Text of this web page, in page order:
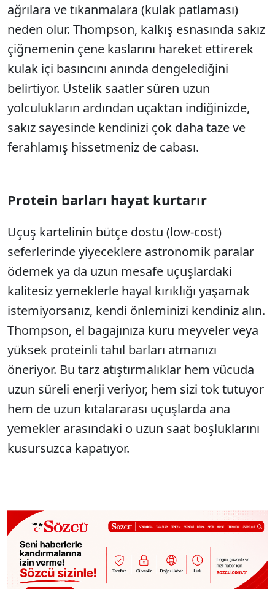
ağrılara ve tıkanmalara (kulak patlaması)
neden olur. Thompson, kalkış esnasında sakız
çiğnemenin çene kaslarını hareket ettirerek
kulak içi basıncını anında dengelediğini
belirtiyor. Üstelik saatler süren uzun
yolculukların ardından uçaktan indiğinizde,
sakız sayesinde kendinizi çok daha taze ve
ferahlamış hissetmeniz de cabası.
Protein barları hayat kurtarır
Uçuş kartelinin bütçe dostu (low-cost)
seferlerinde yiyeceklere astronomik paralar
ödemek ya da uzun mesafe uçuşlardaki
kalitesiz yemeklerle hayal kırıklığı yaşamak
istemiyorsanız, kendi önleminizi kendiniz alın.
Thompson, el bagajınıza kuru meyveler veya
yüksek proteinli tahıl barları atmanızı
öneriyor. Bu tarz atıştırmalıklar hem vücuda
uzun süreli enerji veriyor, hem sizi tok tutuyor
hem de uzun kıtalararası uçuşlarda ana
yemekler arasındaki o uzun saat boşluklarını
kusursuzca kapatıyor.